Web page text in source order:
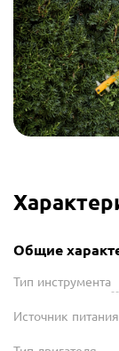
Общие
Тип инструмента
Источник питания